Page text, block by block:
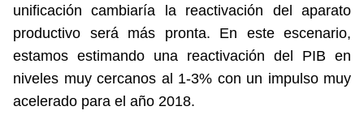
unificación cambiaría la reactivación del aparato
productivo será más pronta. En este escenario,
estamos estimando una reactivación del PIB en
niveles muy cercanos al 1-3% con un impulso muy
acelerado para el año 2018.